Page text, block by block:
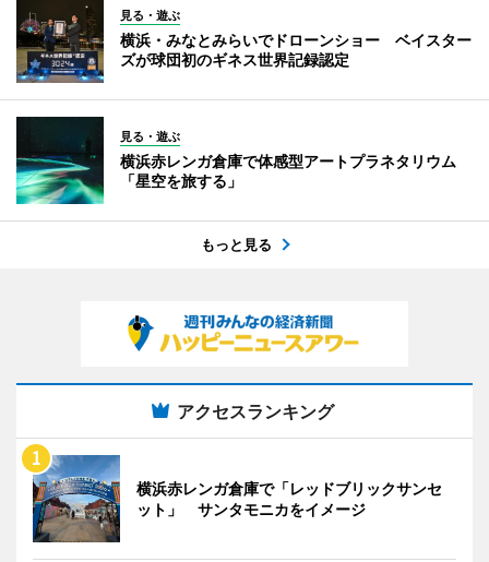
見る・遊ぶ
横浜・みなとみらいでドローンショー ベイスター
ズが球団初のギネス世界記録認定
見る・遊ぶ
横浜赤レンガ倉庫で体感型アートプラネタリウム
「星空を旅する」
もっと見る
アクセスランキング
横浜赤レンガ倉庫で「レッドブリックサンセ
ット」 サンタモニカをイメージ